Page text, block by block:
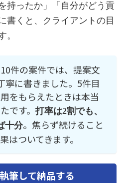
持ったか」「自分がどう貢
書くと、クライアントの目
。
件の案件では、提案文
寧に書きました。5件目
をもらえたときは本当
です。打率は2割でも、
十分。焦らず続けること
はついてきます。
筆して納品する